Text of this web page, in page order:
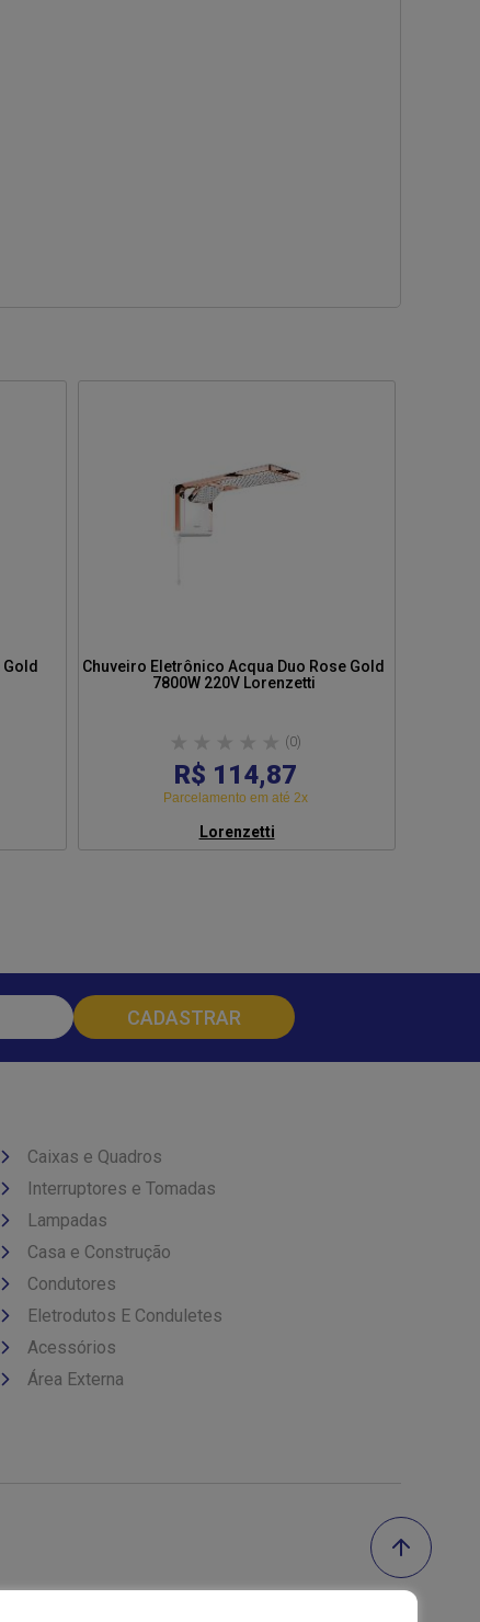
Chuveiro Eletrônico Acqua Duo Rose Gold
7800W 220V Lorenzetti
(0)
R$ 114,87
Parcelamento em até 2x
Lorenzetti
Caixas e Quadros
Interruptores e Tomadas
Lampadas
Casa e Construção
Condutores
Eletrodutos E Conduletes
Acessórios
Área Externa